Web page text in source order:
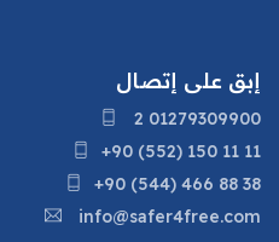
إبق على إتصال
2 01279309900
+90 (552) 150 11 11
+90 (544) 466 88 38
info@safer4free.com